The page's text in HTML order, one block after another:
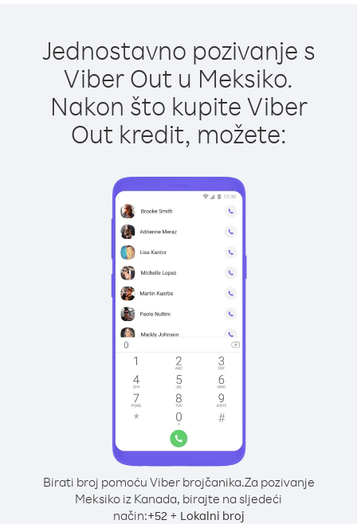
Jednostavno pozivanje s
Viber Out u Meksiko.
Nakon što kupite Viber
Out kredit, možete:
Birati broj pomoću Viber brojčanika.Za pozivanje
Meksiko iz Kanada, birajte na sljedeći
način:+52+ Lokalni broj